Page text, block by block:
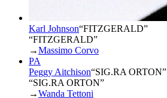
Karl Johnson“FITZGERALD”
“FITZGERALD”
→Massimo Corvo
PA
Peggy Aitchison“SIG.RA ORTON”
“SIG.RA ORTON”
→Wanda Tettoni